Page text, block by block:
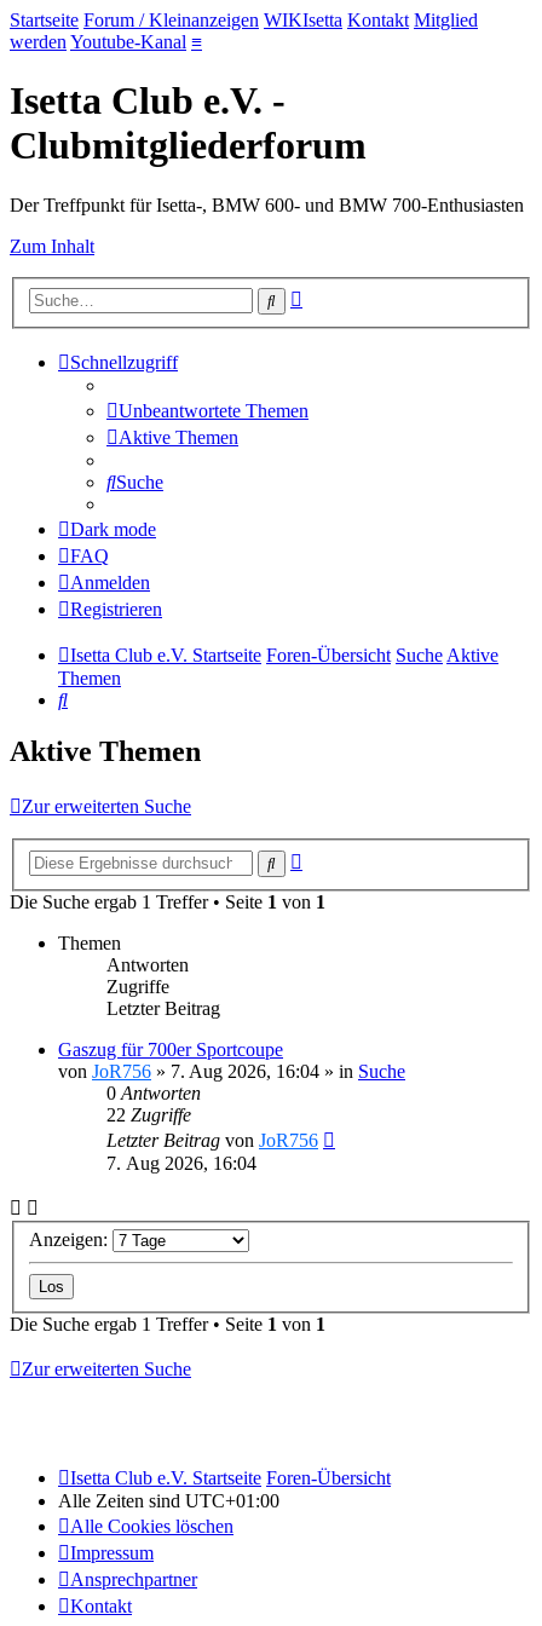
Startseite Forum / Kleinanzeigen WIKIsetta Kontakt Mitglied
werden Youtube-Kanal ≡
Isetta Club e.V. -
Clubmitgliederforum
Der Treffpunkt für Isetta-, BMW 600- und BMW 700-Enthusiasten
Zum Inhalt
Suche
Schnellzugriff
Unbeantwortete Themen
Aktive Themen
Suche
Dark mode
FAQ
Anmelden
Registrieren
Isetta Club e.V. Startseite Foren-Übersicht SucheAktive
Themen
Suche
Aktive Themen
Zur erweiterten Suche
Suche
Die Suche ergab 1 Treffer • Seite 1 von 1
Themen
Antworten
Zugriffe
Letzter Beitrag
Gaszug für 700er Sportcoupe
von JoR756 » 7. Aug 2026, 16:04 » in Suche
0 Antworten
22 Zugriffe
Letzter Beitrag von JoR756
7. Aug 2026, 16:04
Anzeigen:
Die Suche ergab 1 Treffer • Seite 1 von 1
Zur erweiterten Suche
Isetta Club e.V. Startseite Foren-Übersicht
Alle Zeiten sind UTC+01:00
Alle Cookies löschen
Impressum
Ansprechpartner
Kontakt